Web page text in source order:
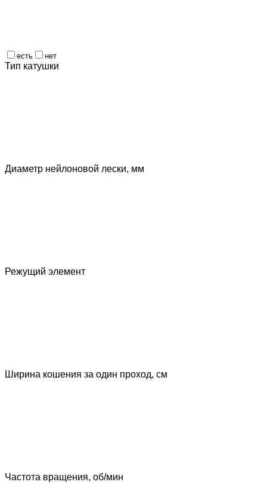
есть нет
Тип катушки
Диаметр нейлоновой лески, мм
Режущий элемент
Ширина кошения за один проход, cм
Частота вращения, об/мин